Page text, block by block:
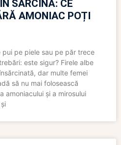
SARCINĂ: CE
AMONIAC POȚI
pe piele sau pe păr trece
este sigur? Firele albe
dar multe femei
să nu mai folosească
amoniacului și a mirosului